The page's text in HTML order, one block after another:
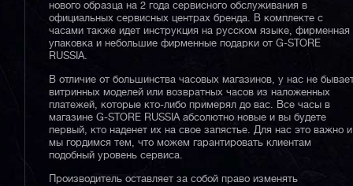
нового образца на 2 года сервисного обслуживания в
официальных сервисных центрах бренда. В комплекте с
часами также идет инструкция на русском языке, фирменная
упаковка и небольшие фирменные подарки от G-STORE
RUSSIA.
В отличие от большинства часовых магазинов, у нас не
витринных моделей или возвратных часов из наложенных
платежей, которые кто-либо примерял до вас. Все часы в
магазине G-STORE RUSSIA абсолютно новые и вы будете
первый, кто наденет их на свое запястье. Для нас это важно и
мы гордимся тем, что можем гарантировать клиентам
подобный уровень сервиса.
Производитель оставляет за собой право изменять